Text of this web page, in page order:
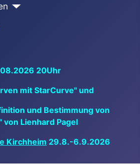
20Uhr
mit StarCurve" und
und Bestimmung von
von Lienhard Pagel
Kirchheim 29.8.-6.9.2026